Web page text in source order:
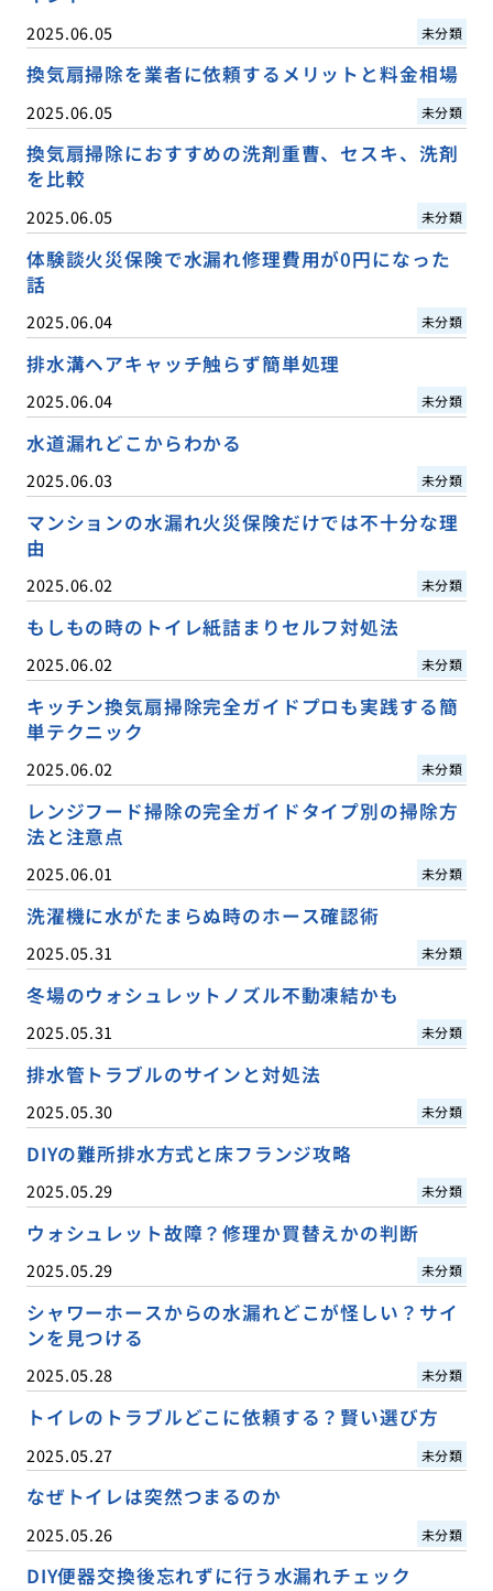
2025.06.05 未分類
換気扇掃除を業者に依頼するメリットと料金相場
2025.06.05 未分類
換気扇掃除におすすめの洗剤重曹、セスキ、洗剤
を比較
2025.06.05 未分類
体験談火災保険で水漏れ修理費用が0円になった
話
2025.06.04 未分類
排水溝ヘアキャッチ触らず簡単処理
2025.06.04 未分類
水道漏れどこからわかる
2025.06.03 未分類
マンションの水漏れ火災保険だけでは不十分な理
由
2025.06.02 未分類
もしもの時のトイレ紙詰まりセルフ対処法
2025.06.02 未分類
キッチン換気扇掃除完全ガイドプロも実践する簡
単テクニック
2025.06.02 未分類
レンジフード掃除の完全ガイドタイプ別の掃除方
法と注意点
2025.06.01 未分類
洗濯機に水がたまらぬ時のホース確認術
2025.05.31 未分類
冬場のウォシュレットノズル不動凍結かも
2025.05.31 未分類
排水管トラブルのサインと対処法
2025.05.30 未分類
DIYの難所排水方式と床フランジ攻略
2025.05.29 未分類
ウォシュレット故障？修理か買替えかの判断
2025.05.29 未分類
シャワーホースからの水漏れどこが怪しい？サイ
ンを見つける
2025.05.28 未分類
トイレのトラブルどこに依頼する？賢い選び方
2025.05.27 未分類
なぜトイレは突然つまるのか
2025.05.26 未分類
DIY便器交換後忘れずに行う水漏れチェック